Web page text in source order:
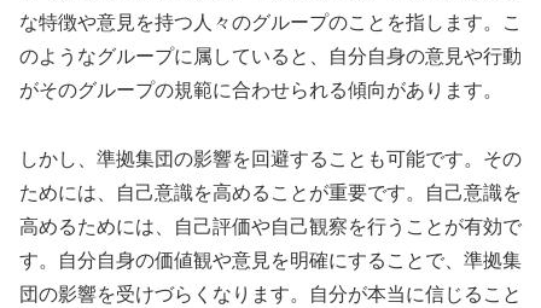
な特徴や意見を持つ人々のグループのことを指します。こ
のようなグループに属していると、自分自身の意見や行動
がそのグループの規範に合わせられる傾向があります。
しかし、準拠集団の影響を回避することも可能です。その
ためには、自己意識を高めることが重要です。自己意識を
高めるためには、自己評価や自己観察を行うことが有効で
す。自分自身の価値観や意見を明確にすることで、準拠集
団の影響を受けづらくなります。自分が本当に信じること